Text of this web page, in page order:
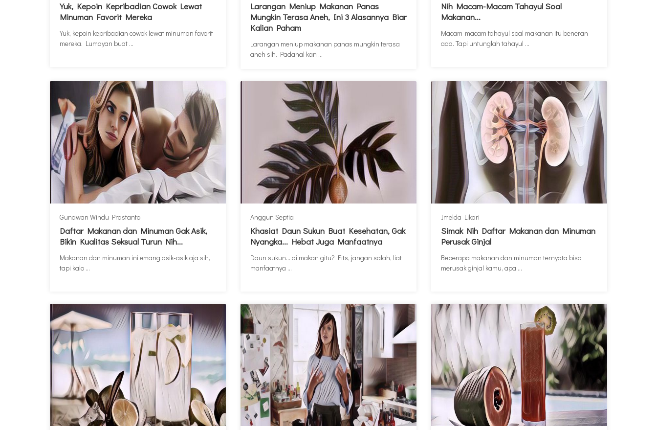
Yuk, Kepoin Kepribadian Cowok Lewat
Minuman Favorit Mereka
Yuk, kepoin kepribadian cowok lewat minuman favorit
mereka. Lumayan buat ...
Larangan Meniup Makanan Panas
Mungkin Terasa Aneh, Ini 3 Alasannya Biar
Kalian Paham
Larangan meniup makanan panas mungkin terasa
aneh sih. Padahal kan ...
Nih Macam-Macam Tahayul Soal
Makanan...
Macam-macam tahayul soal makanan itu beneran
ada. Tapi untunglah tahayul ...
Gunawan Windu Prastanto
Daftar Makanan dan Minuman Gak Asik,
Bikin Kualitas Seksual Turun Nih...
Makanan dan minuman ini emang asik-asik aja sih,
tapi kalo ...
Anggun Septia
Khasiat Daun Sukun Buat Kesehatan, Gak
Nyangka... Hebat Juga Manfaatnya
Daun sukun... di makan gitu? Eits, jangan salah, liat
manfaatnya ...
Imelda Likari
Simak Nih Daftar Makanan dan Minuman
Perusak Ginjal
Beberapa makanan dan minuman ternyata bisa
merusak ginjal kamu, apa ...